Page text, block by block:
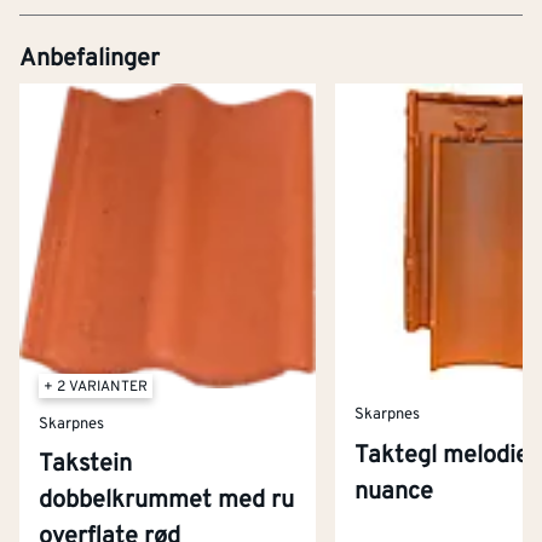
Anbefalinger
+ 2 VARIANTER
Skarpnes
Takstein
dobbelkrummet med ru
Skarpnes
Taktegl melodie
nuance
Kontakt oss